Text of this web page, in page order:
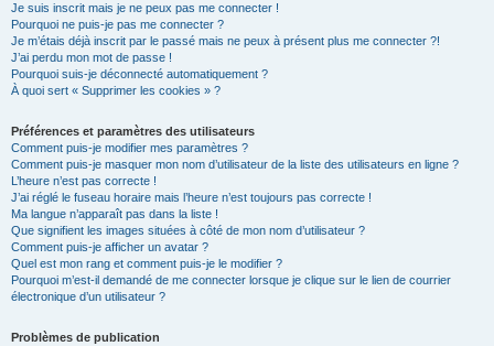
Je suis inscrit mais je ne peux pas me connecter !
Pourquoi ne puis-je pas me connecter ?
Je m’étais déjà inscrit par le passé mais ne peux à présent plus me connecter ?!
J’ai perdu mon mot de passe !
Pourquoi suis-je déconnecté automatiquement ?
À quoi sert « Supprimer les cookies » ?
Préférences et paramètres des utilisateurs
Comment puis-je modifier mes paramètres ?
Comment puis-je masquer mon nom d’utilisateur de la liste des utilisateurs en ligne ?
L’heure n’est pas correcte !
J’ai réglé le fuseau horaire mais l’heure n’est toujours pas correcte !
Ma langue n’apparaît pas dans la liste !
Que signifient les images situées à côté de mon nom d’utilisateur ?
Comment puis-je afficher un avatar ?
Quel est mon rang et comment puis-je le modifier ?
Pourquoi m’est-il demandé de me connecter lorsque je clique sur le lien de courrier
électronique d’un utilisateur ?
Problèmes de publication